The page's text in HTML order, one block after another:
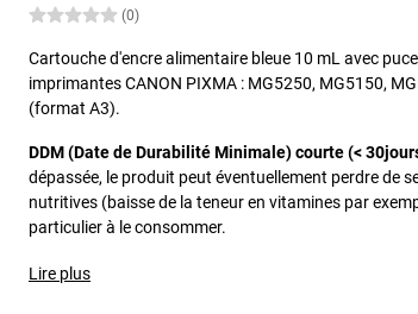
(0)
Cartouche d'encre alimentaire bleue 10 mL avec
imprimantes CANON PIXMA : MG5250, MG5150,
(format A3).
DDM (Date de Durabilité Minimale) courte (<
dépassée, le produit peut éventuellement perdre de
nutritives (baisse de la teneur en vitamines par
particulier à le consommer.
Lire plus